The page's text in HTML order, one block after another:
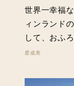
世界一幸福
ィンランド
して、おふ
星成美